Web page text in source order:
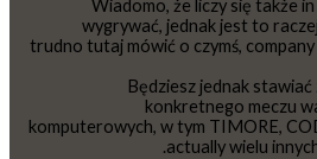
Wiadomo, że liczy się także
wygrywać, jednak jest to
trudno tutaj mówić o czymś, company
Będziesz jednak stawiać
konkretnego meczu
komputerowych, w tym TIMORE,
actually wielu